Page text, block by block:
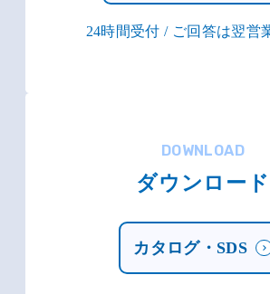
24時間受付 / ご回答は翌営
DOWNLOAD
ダウンロード
カタログ・SDS